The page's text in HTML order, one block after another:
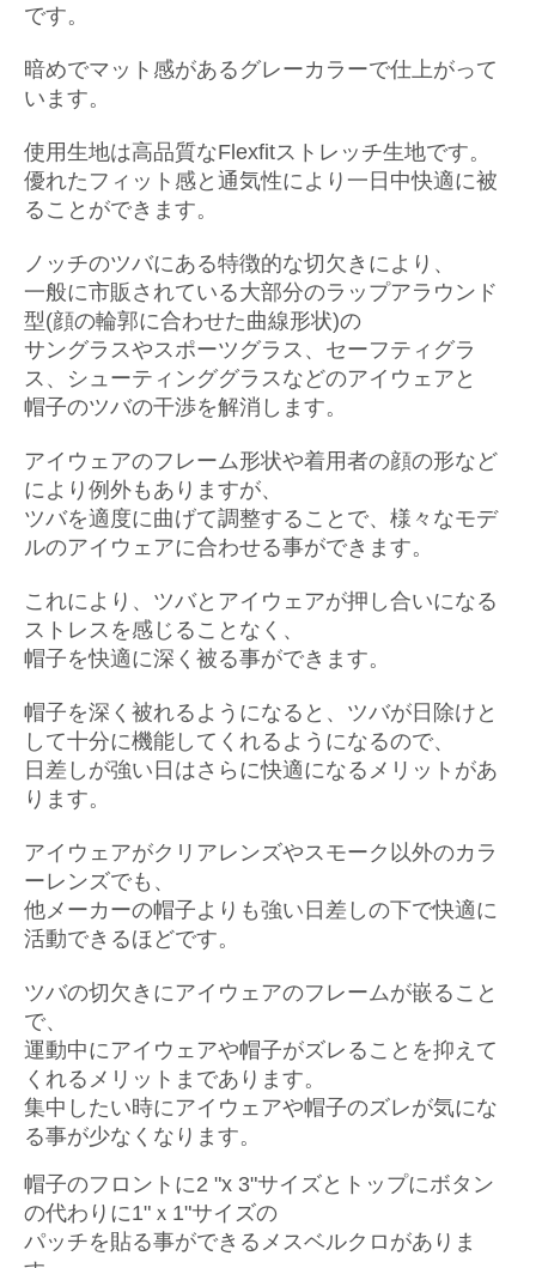
です。
暗めでマット感があるグレーカラーで仕上がって
います。
使用生地は高品質なFlexfitストレッチ生地です。
優れたフィット感と通気性により一日中快適に被
ることができます。
ノッチのツバにある特徴的な切欠きにより、
一般に市販されている大部分のラップアラウンド
型(顔の輪郭に合わせた曲線形状)の
サングラスやスポーツグラス、セーフティグラ
ス、シューティンググラスなどのアイウェアと
帽子のツバの干渉を解消します。
アイウェアのフレーム形状や着用者の顔の形など
により例外もありますが、
ツバを適度に曲げて調整することで、様々なモデ
ルのアイウェアに合わせる事ができます。
これにより、ツバとアイウェアが押し合いになる
ストレスを感じることなく、
帽子を快適に深く被る事ができます。
帽子を深く被れるようになると、ツバが日除けと
して十分に機能してくれるようになるので、
日差しが強い日はさらに快適になるメリットがあ
ります。
アイウェアがクリアレンズやスモーク以外のカラ
ーレンズでも、
他メーカーの帽子よりも強い日差しの下で快適に
活動できるほどです。
ツバの切欠きにアイウェアのフレームが嵌ること
で、
運動中にアイウェアや帽子がズレることを抑えて
くれるメリットまであります。
集中したい時にアイウェアや帽子のズレが気にな
る事が少なくなります。
帽子のフロントに2 "x 3"サイズとトップにボタン
の代わりに1"ｘ1"サイズの
パッチを貼る事ができるメスベルクロがありま